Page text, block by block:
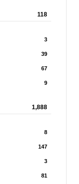
118
3
39
67
9
1,888
8
147
3
81